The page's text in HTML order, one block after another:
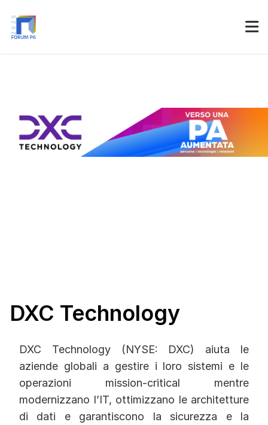
DXC Technology
DXC Technology (NYSE: DXC) aiuta le
aziende globali a gestire i loro sistemi e le
operazioni mission-critical mentre
modernizzano l’IT, ottimizzano le architetture
di dati e garantiscono la sicurezza e la